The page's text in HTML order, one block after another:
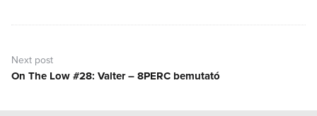
Next post
Next
On The Low #28: Valter – 8PERC bemutató